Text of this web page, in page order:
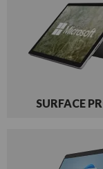
SURFACE